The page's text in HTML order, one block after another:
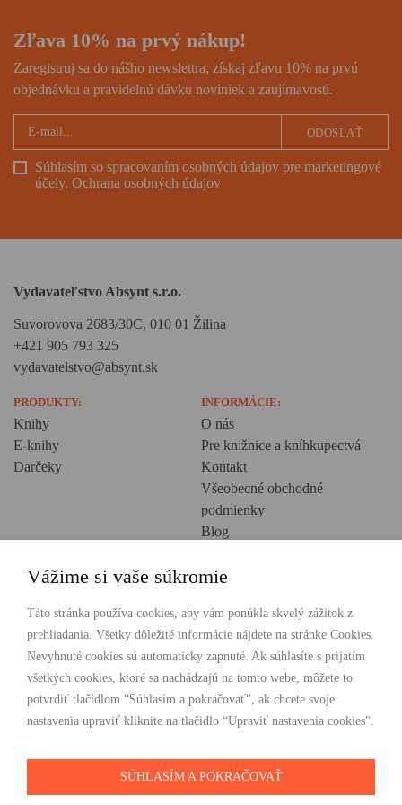
Zľava 10% na prvý nákup!
Zaregistruj sa do nášho newslettra, získaj zľavu 10% na prvú
objednávku a pravidelnú dávku noviniek a zaujímavostí.
Súhlasím so spracovaním osobných údajov pre marketingové
účely. Ochrana osobných údajov
ODOSLAŤ
Vydavateľstvo Absynt s.r.o.
Suvorovova 2683/30C, 010 01 Žilina
+421 905 793 325
vydavatelstvo@absynt.sk
PRODUKTY:
Knihy
E-knihy
Darčeky
INFORMÁCIE:
O nás
Pre knižnice a kníhkupectvá
Kontakt
Všeobecné obchodné
podmienky
Blog
Creative Europe
POHODLNÉ NAKUPOVANIE
Odosielame ihneď nasledujúci pracovný deň
Doprava zdarma už od 49 €
Vážime si vaše súkromie
Táto stránka používa cookies, aby vám ponúkla skvelý zážitok z
prehliadania. Všetky dôležité informácie nájdete na stránke Cookies.
Nevyhnuté cookies sú automaticky zapnuté. Ak súhlasíte s prijatím
všetkých cookies, ktoré sa nachádzajú na tomto webe, môžete to
potvrdiť tlačidlom “Súhlasím a pokračovať", ak chcete svoje
nastavenia upraviť kliknite na tlačidlo “Upraviť nastavenia cookies".
SÚHLASÍM A POKRAČOVAŤ